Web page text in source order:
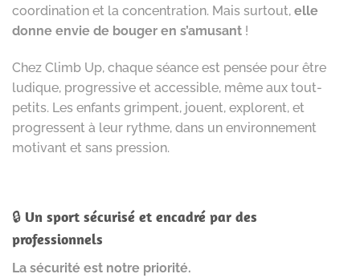
coordination et la concentration. Mais surtout, elle
donne envie de bouger en s’amusant !
Chez Climb Up, chaque séance est pensée pour être
ludique, progressive et accessible, même aux tout-
petits. Les enfants grimpent, jouent, explorent, et
progressent à leur rythme, dans un environnement
motivant et sans pression.
🔒 Un sport sécurisé et encadré par des
professionnels
La sécurité est notre priorité.